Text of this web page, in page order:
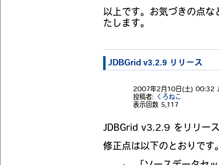
以上です。お気づきの点な
たします。
JDBGrid v3.2.9 リリース
2007年2月10日(土) 00:32
投稿者:
くろねこ
表示回数 5,117
JDBGrid v3.2.9 をリリー
修正点は以下のとおりです